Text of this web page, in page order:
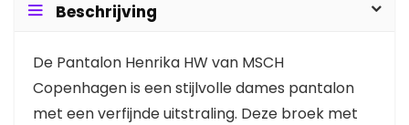
Beschrijving
De Pantalon Henrika HW van MSCH
Copenhagen is een stijlvolle dames pantalon
met een verfijnde uitstraling. Deze broek met